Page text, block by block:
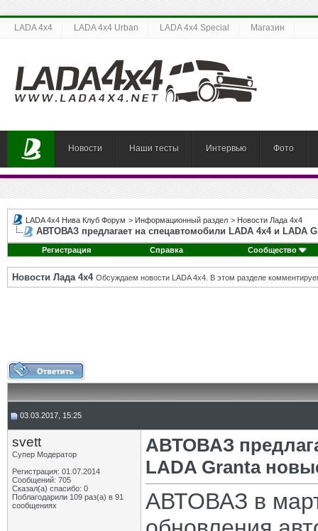
LADA 4x4 LADA 4x4 Urban LADA 4x4 Special Магазин
Новости Наши тесты Интервью Фото
LADA 4x4 Нива Клуб Форум > Информационный раздел > Новости Лада 4х4
АВТОВАЗ предлагает на спецавтомобили LADA 4x4 и LADA
Регистрация Справка Сообщество
Новости Лада 4х4 Обсуждаем новости LADA 4x4. В этом разделе
03.03.2017, 15:25
svett
Супер Модератор
Регистрация: 01.07.2014
Сообщений: 705
Сказал(а) спасибо: 0
Поблагодарили 109 раз(а) в 91
сообщениях
АВТОВАЗ
LADA Granta
АВТОВАЗ в